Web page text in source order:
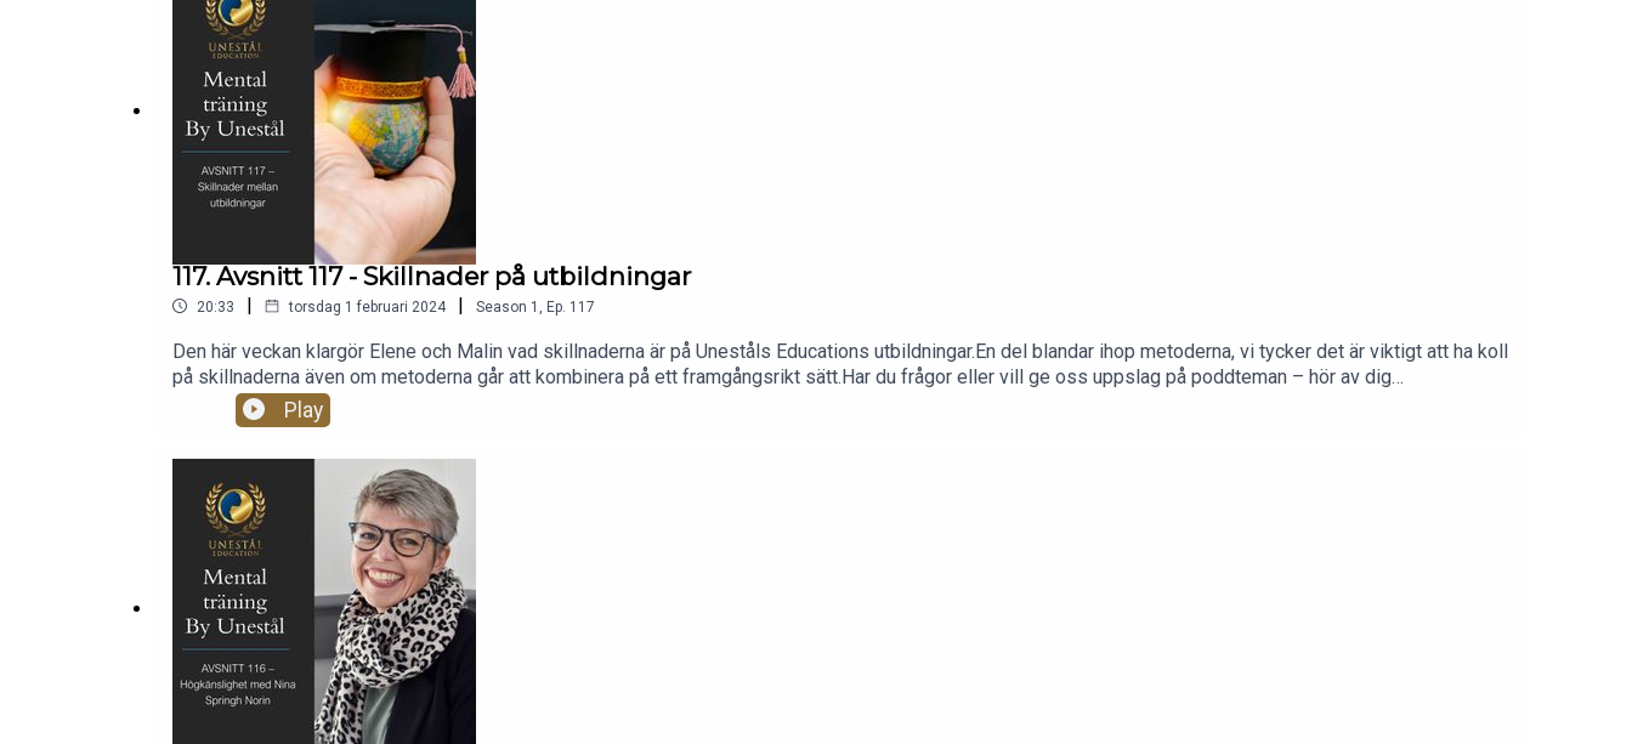
117. Avsnitt 117 - Skillnader på utbildningar
20:33 | torsdag 1 februari 2024 | Season 1 Ep. 117
Den här veckan klargör Elene och Malin vad skillnaderna är på Uneståls Educations utbildningar.En del blandar ihop metoderna, vi tycker det är viktigt att ha koll
på skillnaderna även om metoderna går att kombinera på ett framgångsrikt sätt.Har du frågor eller vill ge oss uppslag på poddteman – hör av dig
till info@unestal.se
Play